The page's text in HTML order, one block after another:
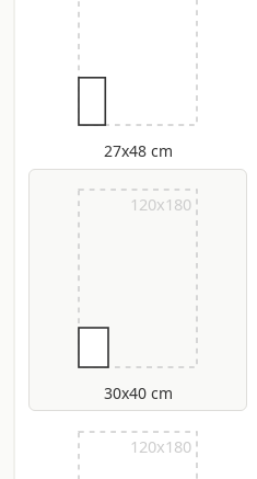
27x48 cm
120x180
30x40 cm
120x180